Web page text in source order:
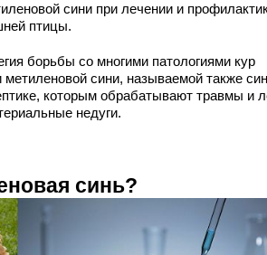
сини при лечении и
птицы.
борьбы со многими патологиями кур
метиленовой сини, называемой также
которым обрабатывают травмы и
недуги.
синь?